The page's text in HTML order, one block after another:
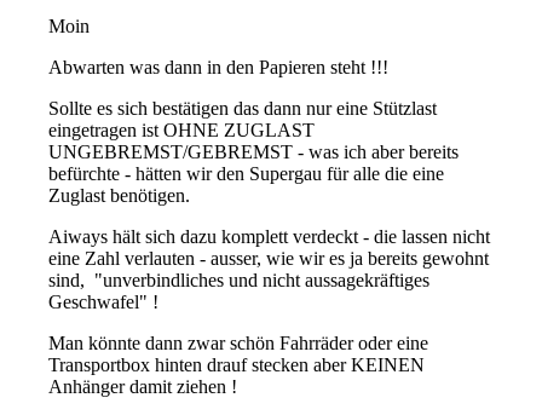
Moin
Abwarten was dann in den Papieren steht !!!
Sollte es sich bestätigen das dann nur eine Stützlast
eingetragen ist OHNE ZUGLAST
UNGEBREMST/GEBREMST - was ich aber bereits
befürchte - hätten wir den Supergau für alle die eine
Zuglast benötigen.
Aiways hält sich dazu komplett verdeckt - die lassen nicht
eine Zahl verlauten - ausser, wie wir es ja bereits gewohnt
sind, "unverbindliches und nicht aussagekräftiges
Geschwafel" !
Man könnte dann zwar schön Fahrräder oder eine
Transportbox hinten drauf stecken aber KEINEN
Anhänger damit ziehen !